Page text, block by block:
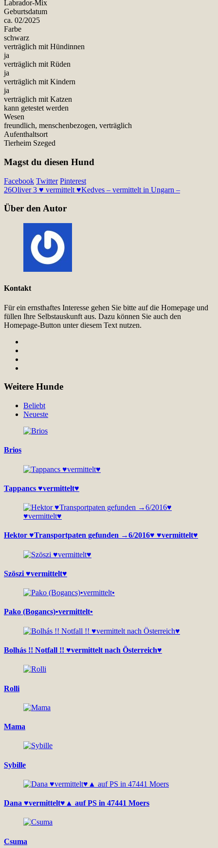
Labrador-Mix
Geburtsdatum
ca. 02/2025
Farbe
schwarz
verträglich mit Hündinnen
ja
verträglich mit Rüden
ja
verträglich mit Kindern
ja
verträglich mit Katzen
kann getestet werden
Wesen
freundlich, menschenbezogen, verträglich
Aufenthaltsort
Tierheim Szeged
Magst du diesen Hund
Facebook Twitter Pinterest
26Oliver 3 ♥ vermittelt ♥Kedves – vermittelt in Ungarn –
Über den Autor
Kontakt
Für ein ernsthaftes Interesse gehen Sie bitte auf die Homepage und
füllen Ihre Selbstauskunft aus. Dazu können Sie auch den
Homepage-Button unter diesem Text nutzen.
Weitere Hunde
Beliebt
Neueste
Brios
Tappancs ♥vermittelt♥
Hektor ♥Transportpaten gefunden →6/2016♥ ♥vermittelt♥
Szöszi ♥vermittelt♥
Pako (Bogancs)•vermittelt•
Bolhás !! Notfall !! ♥vermittelt nach Österreich♥
Rolli
Mama
Sybille
Dana ♥vermittelt♥▲ auf PS in 47441 Moers
Csuma